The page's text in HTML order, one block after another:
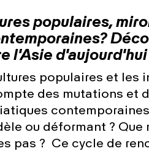
populaires,
l'Asie d'aujourd'hui
populaires et les
des mutations et
ou déformant ? Que
pas ? Ce cycle de